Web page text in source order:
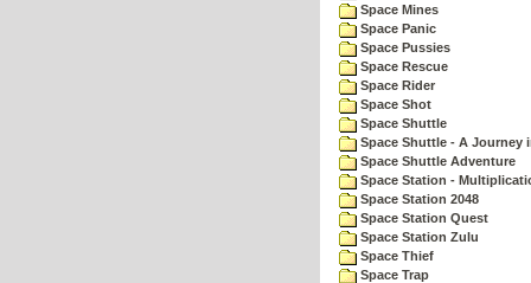
Space Mines
Space Panic
Space Pussies
Space Rescue
Space Rider
Space Shot
Space Shuttle
Space Shuttle - A Journey
Space Shuttle Adventure
Space Station -
Space Station 2048
Space Station Quest
Space Station Zulu
Space Thief
Space Trap